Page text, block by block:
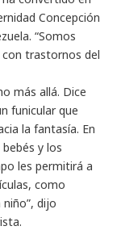
Concepción
“Somos
trastornos del
más allá. Dice
funicular que
la fantasía. En
y los
les permitirá a
como
dijo